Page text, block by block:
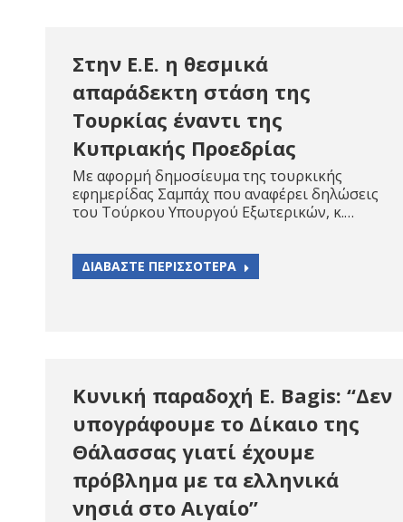
Στην Ε.Ε. η θεσμικά
απαράδεκτη στάση της
Τουρκίας έναντι της
Κυπριακής Προεδρίας
Με αφορμή δημοσίευμα της τουρκικής
εφημερίδας Σαμπάχ που αναφέρει δηλώσεις
του Τούρκου Υπουργού Εξωτερικών, κ.…
ΔΙΑΒΑΣΤΕ ΠΕΡΙΣΣΟΤΕΡΑ
Κυνική παραδοχή Ε. Bagis: “Δεν
υπογράφουμε το Δίκαιο της
Θάλασσας γιατί έχουμε
πρόβλημα με τα ελληνικά
νησιά στο Αιγαίο”